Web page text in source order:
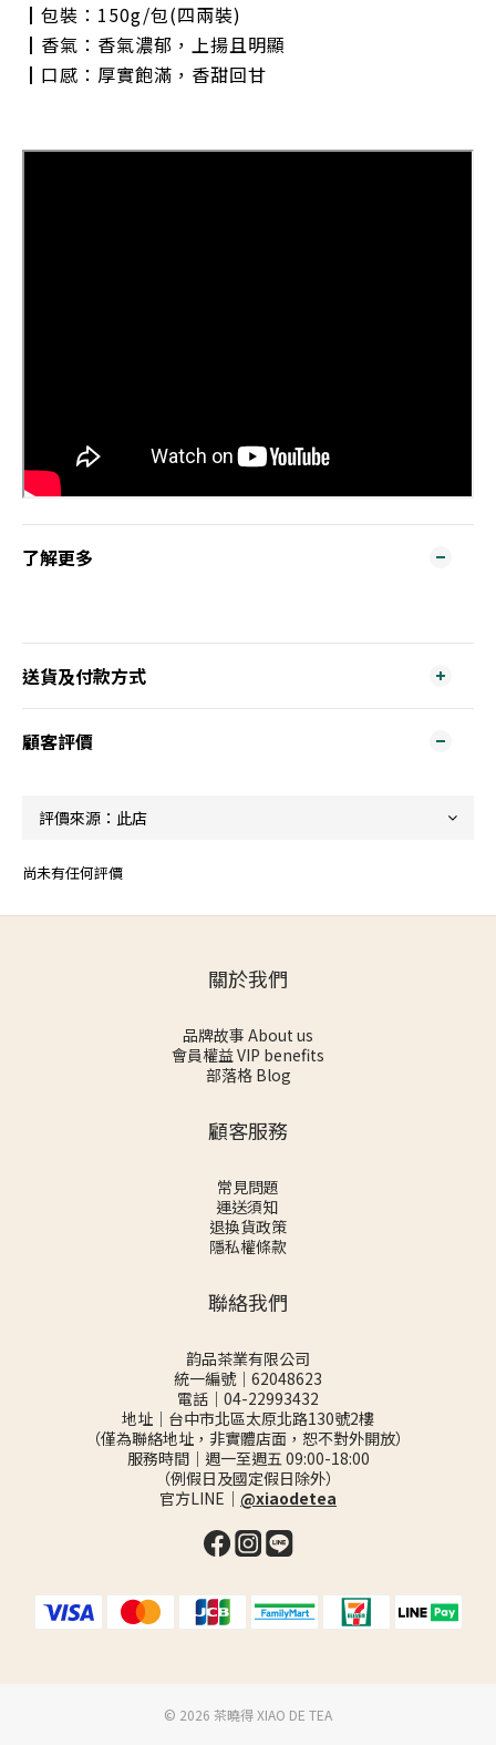
┃包裝：150g/包(四兩裝)
┃香氣：香氣濃郁，上揚且明顯
┃口感：厚實飽滿，香甜回甘
了解更多
送貨及付款方式
顧客評價
尚未有任何評價
關於我們
品牌故事 About us
會員權益 VIP benefits
部落格 Blog
顧客服務
常見問題
運送須知
退換貨政策
隱私權條款
聯絡我們
韵品茶業有限公司
統一編號｜62048623
電話｜04-22993432
地址｜台中市北區太原北路130號2樓
（僅為聯絡地址，非實體店面，恕不對外開放）
服務時間｜週一至週五 09:00-18:00
（例假日及國定假日除外）
官方LINE｜ @xiaodetea
©️ 2026 茶曉得 XIAO DE TEA